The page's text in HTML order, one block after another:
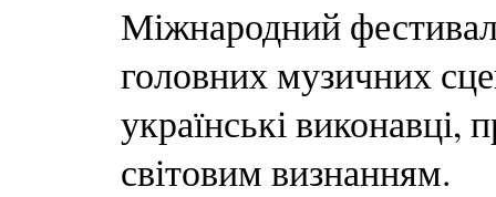
Міжнародний
головних музичних
українські виконавці,
світовим визнанням.